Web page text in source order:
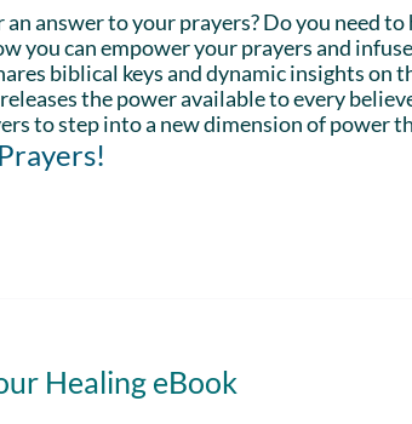
answer to your prayers? Do you need
you can empower your prayers and
biblical keys and dynamic insights
the power available to every
to step into a new dimension of power
Healing eBook